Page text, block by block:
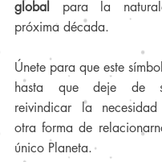
global para la
próxima década.
Únete para que este
hasta que deje de
reivindicar la
otra forma de
único Planeta.